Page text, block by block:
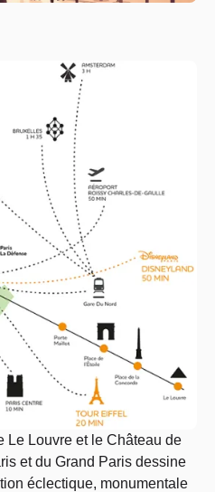
Le Louvre et le Château de
et du Grand Paris dessine
éclectique, monumentale